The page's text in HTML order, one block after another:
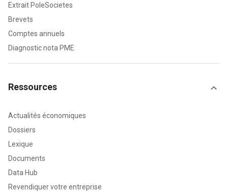
Extrait PoleSocietes
Brevets
Comptes annuels
Diagnostic nota PME
Ressources
Actualités économiques
Dossiers
Lexique
Documents
Data Hub
Revendiquer votre entreprise